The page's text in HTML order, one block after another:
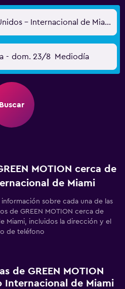
Miami, FL, Estados Unidos - Internacional de Miami (MIA)
- dom. 23/8 Mediodía
Buscar
MOTION cerca de
de Miami
sobre cada una de las
de GREEN MOTION cerca de
Miami, incluidos la dirección y el
de teléfono
de GREEN MOTION
Internacional de Miami